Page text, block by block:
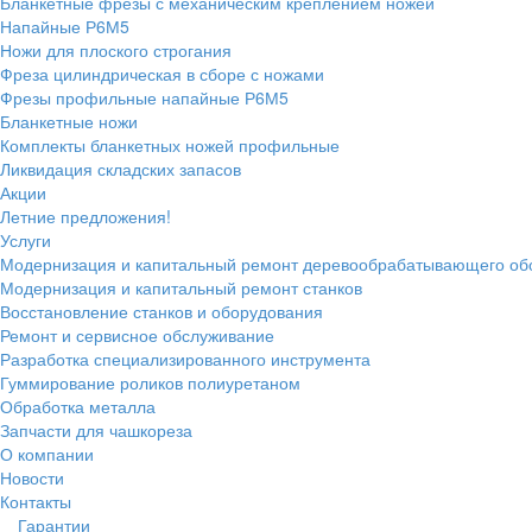
Напайные Р6М5
Ножи для плоского строгания
Фреза цилиндрическая в сборе с ножами
Фрезы профильные напайные Р6М5
Бланкетные ножи
Комплекты бланкетных ножей профильные
Ликвидация складских запасов
Акции
Летние предложения!
Услуги
Модернизация и капитальный ремонт деревообрабатывающего
Модернизация и капитальный ремонт станков
Восстановление станков и оборудования
Ремонт и сервисное обслуживание
Разработка специализированного инструмента
Гуммирование роликов полиуретаном
Обработка металла
Запчасти для чашкореза
О компании
Новости
Контакты
Гарантии